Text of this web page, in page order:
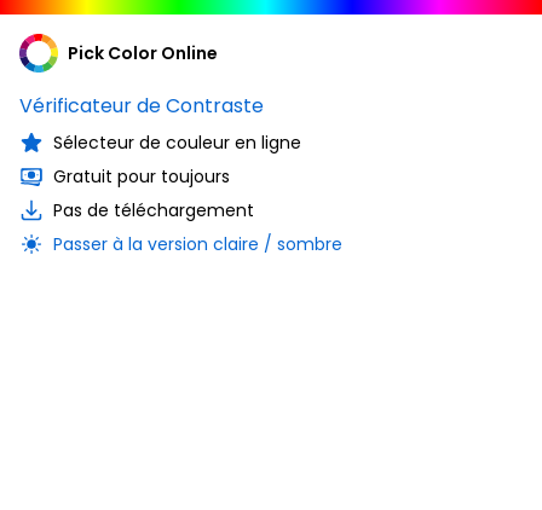
Pick Color Online
Vérificateur de Contraste
Sélecteur de couleur en ligne
Gratuit pour toujours
Pas de téléchargement
Passer à la version claire / sombre